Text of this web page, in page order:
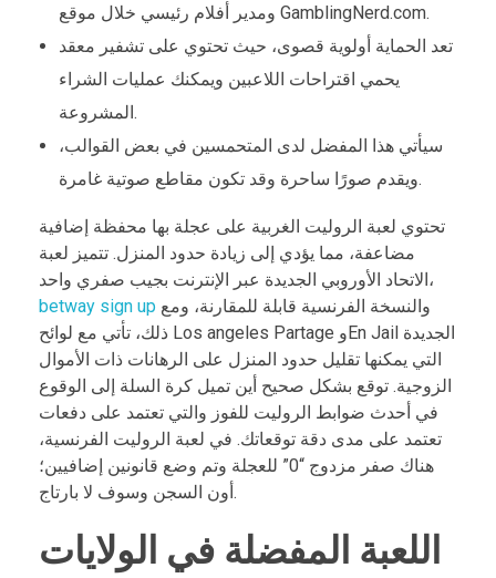
ومدير أفلام رئيسي خلال موقع GamblingNerd.com.
تعد الحماية أولوية قصوى، حيث تحتوي على تشفير معقد
يحمي اقتراحات اللاعبين ويمكنك عمليات الشراء
المشروعة.
سيأتي هذا المفضل لدى المتحمسين في بعض القوالب،
ويقدم صورًا ساحرة وقد تكون مقاطع صوتية غامرة.
تحتوي لعبة الروليت الغربية على عجلة بها محفظة إضافية
مضاعفة، مما يؤدي إلى زيادة حدود المنزل. تتميز لعبة
الاتحاد الأوروبي الجديدة عبر الإنترنت بجيب صفري واحد،
betway sign up
ذلك، تأتي مع لوائح Los angeles Partage وEn Jail الجديدة
التي يمكنها تقليل حدود المنزل على الرهانات ذات الأموال
الزوجية. توقع بشكل صحيح أين تميل كرة السلة إلى الوقوع
في أحدث ضوابط الروليت للفوز والتي تعتمد على دفعات
تعتمد على مدى دقة توقعاتك. في لعبة الروليت الفرنسية،
هناك صفر مزدوج “0” للعجلة وتم وضع قانونين إضافيين؛
أون السجن وسوف لا بارتاج.
اللعبة المفضلة في الولايات